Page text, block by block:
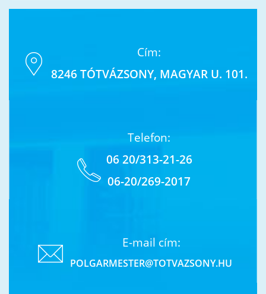
Cím:
8246 TÓTVÁZSONY, MAGYAR U. 101.
Telefon:
06 20/313-21-26
06-20/269-2017
E-mail cím:
POLGARMESTER@TOTVAZSONY.HU